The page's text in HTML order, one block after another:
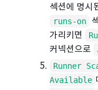
섹션에 명
runs-on
가리키면
커넥션으로
Runner
Available